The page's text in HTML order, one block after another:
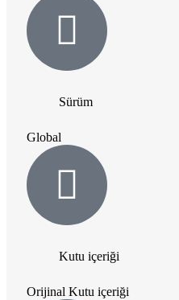
Sürüm
Global
Kutu içeriği
Orijinal Kutu içeriği